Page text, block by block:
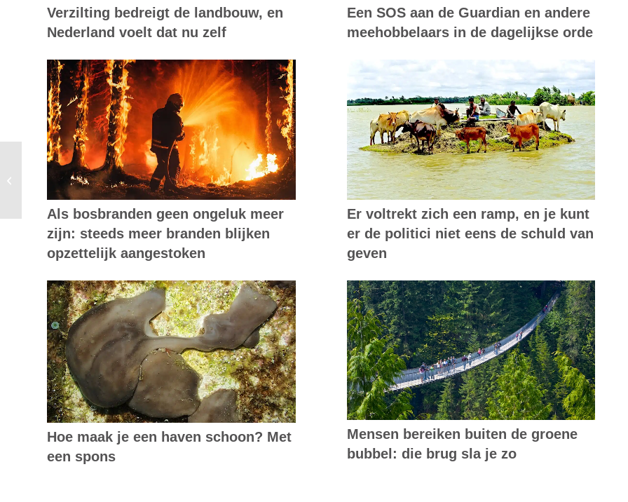
Verzilting bedreigt de landbouw, en
Nederland voelt dat nu zelf
Als bosbranden geen ongeluk meer
zijn: steeds meer branden blijken
opzettelijk aangestoken
Hoe maak je een haven schoon? Met
een spons
Een SOS aan de Guardian en andere
meehobbelaars in de dagelijkse orde
Er voltrekt zich een ramp, en je kunt
er de politici niet eens de schuld van
geven
Mensen bereiken buiten de groene
bubbel: die brug sla je zo
# Anders afrekenen, een overzicht
van alternatieve betaalmiddelen